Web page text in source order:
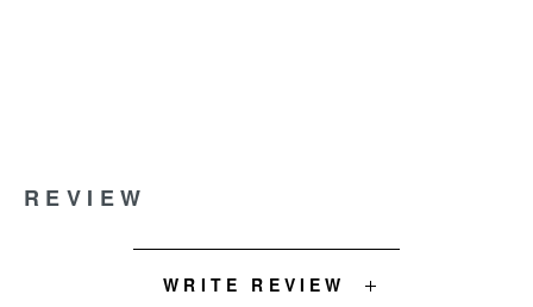
REVIEW
WRITE REVIEW